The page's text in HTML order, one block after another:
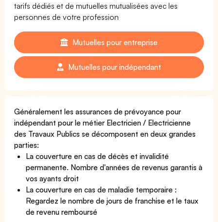
tarifs dédiés et de mutuelles mutualisées avec les
personnes de votre profession
Mutuelles pour entreprise
Mutuelles pour indépendant
Généralement les assurances de prévoyance pour
indépendant pour le métier Electricien / Electricienne
des Travaux Publics se décomposent en deux grandes
parties:
La couverture en cas de décès et invalidité
permanente. Nombre d'années de revenus garantis à
vos ayants droit
La couverture en cas de maladie temporaire :
Regardez le nombre de jours de franchise et le taux
de revenu remboursé